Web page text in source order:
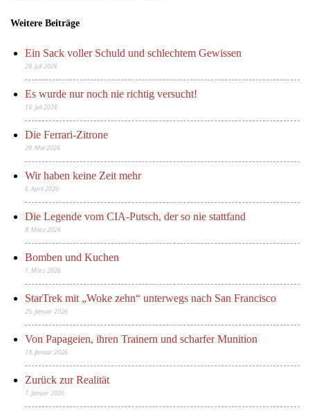
Weitere Beiträge
Ein Sack voller Schuld und schlechtem Gewissen
28. Juli 2026
Es wurde nur noch nie richtig versucht!
19. Juli 2026
Die Ferrari-Zitrone
29. Mai 2026
Wir haben keine Zeit mehr
6. April 2026
Die Legende vom CIA-Putsch, der so nie stattfand
8. März 2026
Bomben und Kuchen
1. März 2026
StarTrek mit „Woke zehn“ unterwegs nach San Francisco
25. Januar 2026
Von Papageien, ihren Trainern und scharfer Munition
18. Januar 2026
Zurück zur Realität
7. Januar 2026